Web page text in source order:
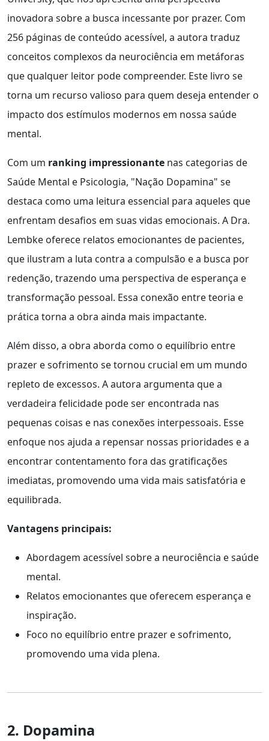
inovadora sobre a busca incessante por prazer. Com
256 páginas de conteúdo acessível, a autora traduz
conceitos complexos da neurociência em metáforas
que qualquer leitor pode compreender. Este livro se
torna um recurso valioso para quem deseja entender o
impacto dos estímulos modernos em nossa saúde
mental.
Com um ranking impressionante nas categorias de
Saúde Mental e Psicologia, "Nação Dopamina" se
destaca como uma leitura essencial para aqueles que
enfrentam desafios em suas vidas emocionais. A Dra.
Lembke oferece relatos emocionantes de pacientes,
que ilustram a luta contra a compulsão e a busca por
redenção, trazendo uma perspectiva de esperança e
transformação pessoal. Essa conexão entre teoria e
prática torna a obra ainda mais impactante.
Além disso, a obra aborda como o equilíbrio entre
prazer e sofrimento se tornou crucial em um mundo
repleto de excessos. A autora argumenta que a
verdadeira felicidade pode ser encontrada nas
pequenas coisas e nas conexões interpessoais. Esse
enfoque nos ajuda a repensar nossas prioridades e a
encontrar contentamento fora das gratificações
imediatas, promovendo uma vida mais satisfatória e
equilibrada.
Vantagens principais:
Abordagem acessível sobre a neurociência e saúde
mental.
Relatos emocionantes que oferecem esperança e
inspiração.
Foco no equilíbrio entre prazer e sofrimento,
promovendo uma vida plena.
2. Dopamina